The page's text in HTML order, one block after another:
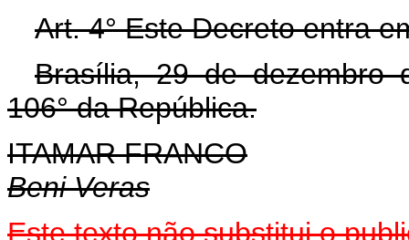
Art. 4° Este Decreto entra
Brasília, 29 de dezembro
106° da República.
ITAMAR FRANCO
Beni Veras
Este texto não substitui o